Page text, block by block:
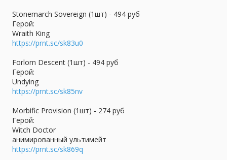
Stonemarch Sovereign (1шт) - 494 руб
Герой:
Wraith King
https://prnt.sc/sk83u0
Forlorn Descent (1шт) - 494 руб
Герой:
Undying
https://prnt.sc/sk85nv
Morbific Provision (1шт) - 274 руб
Герой:
Witch Doctor
анимированный ультимейт
https://prnt.sc/sk869q